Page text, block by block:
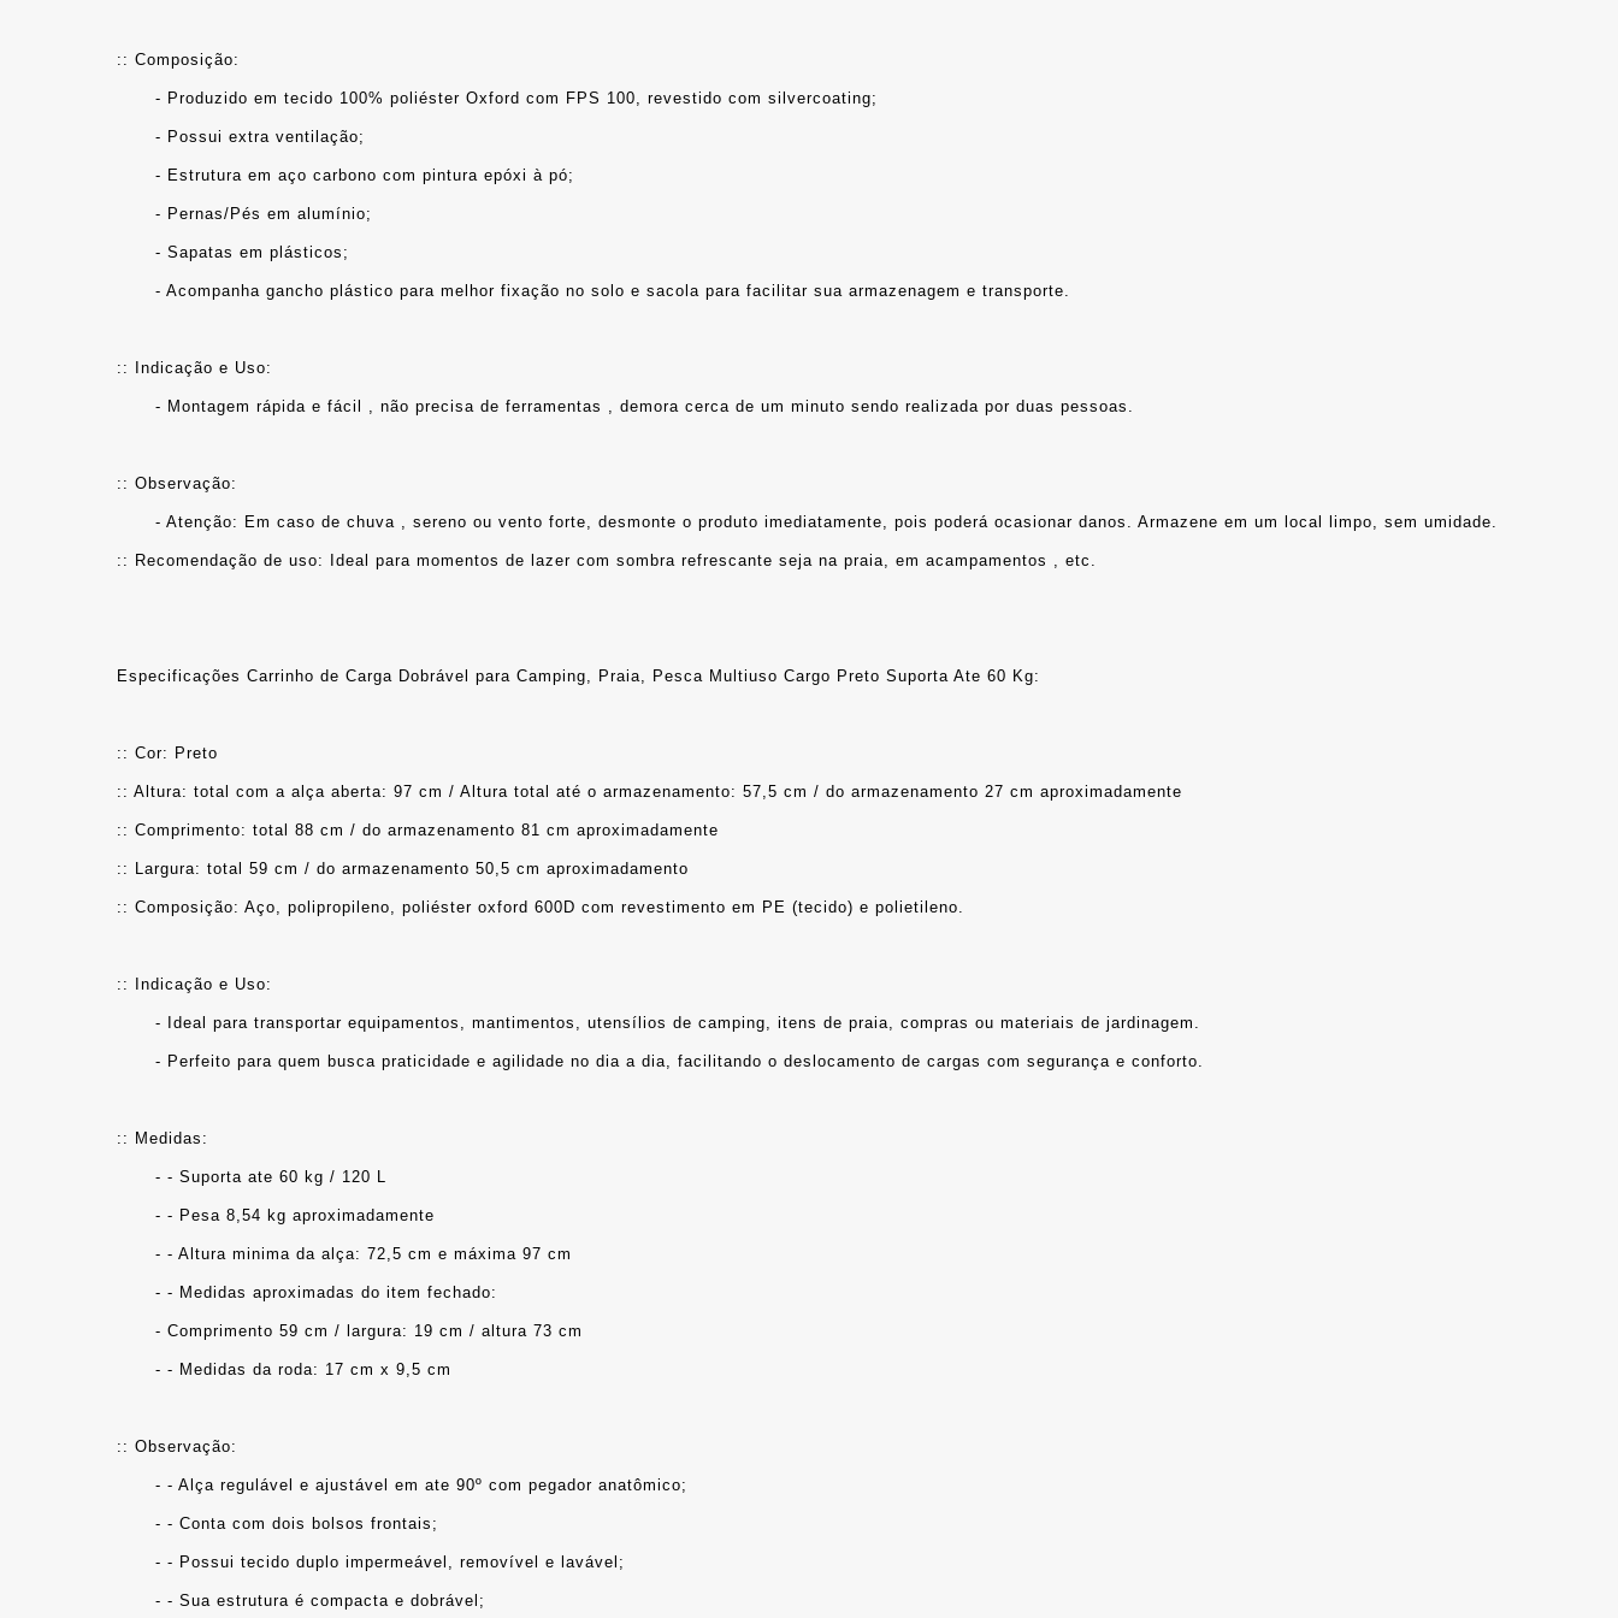
:: Composição:
	- Produzido em tecido 100% poliéster Oxford com FPS 100, revestido com silvercoating;
	- Possui extra ventilação;
	- Estrutura em aço carbono com pintura epóxi à pó;
	- Pernas/Pés em alumínio;
	- Sapatas em plásticos;
	- Acompanha gancho plástico para melhor fixação no solo e sacola para facilitar sua armazenagem e transporte.
:: Indicação e Uso:
	- Montagem rápida e fácil , não precisa de ferramentas , demora cerca de um minuto sendo realizada por duas pessoas.
:: Observação:
	- Atenção: Em caso de chuva , sereno ou vento forte, desmonte o produto imediatamente, pois poderá ocasionar danos. Armazene em um local limpo, sem umidade.
:: Recomendação de uso: Ideal para momentos de lazer com sombra refrescante seja na praia, em acampamentos , etc.
Especificações Carrinho de Carga Dobrável para Camping, Praia, Pesca Multiuso Cargo Preto Suporta Ate 60 Kg:
:: Cor: Preto
:: Altura: total com a alça aberta: 97 cm / Altura total até o armazenamento: 57,5 cm / do armazenamento 27 cm aproximadamente
:: Comprimento: total 88 cm / do armazenamento 81 cm aproximadamente
:: Largura: total 59 cm / do armazenamento 50,5 cm aproximadamento
:: Composição: Aço, polipropileno, poliéster oxford 600D com revestimento em PE (tecido) e polietileno.
:: Indicação e Uso:
	- Ideal para transportar equipamentos, mantimentos, utensílios de camping, itens de praia, compras ou materiais de jardinagem.
	- Perfeito para quem busca praticidade e agilidade no dia a dia, facilitando o deslocamento de cargas com segurança e conforto.
:: Medidas:
	- - Suporta ate 60 kg / 120 L
	- - Pesa 8,54 kg aproximadamente
	- - Altura minima da alça: 72,5 cm e máxima 97 cm
	- - Medidas aproximadas do item fechado:
	- Comprimento 59 cm / largura: 19 cm / altura 73 cm
	- - Medidas da roda: 17 cm x 9,5 cm
:: Observação:
	- - Alça regulável e ajustável em ate 90º com pegador anatômico;
	- - Conta com dois bolsos frontais;
	- - Possui tecido duplo impermeável, removível e lavável;
	- - Sua estrutura é compacta e dobrável;